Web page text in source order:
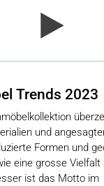
Trends 2023
und
Formen und
eine grosse Vielfalt
ist das Motto im